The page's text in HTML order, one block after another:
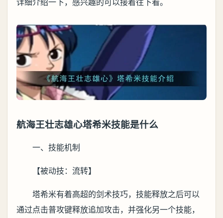
详细介绍一下，感兴趣的可以接着往下看。
航海王壮志雄心塔希米技能是什么
一、技能机制
【被动技：流转】
塔希米有着高超的剑术技巧，技能释放之后可以
通过点击普攻键释放追加攻击，并强化另一个技能，